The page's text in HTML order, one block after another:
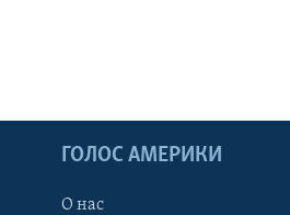
ГОЛОС АМЕРИКИ
О нас